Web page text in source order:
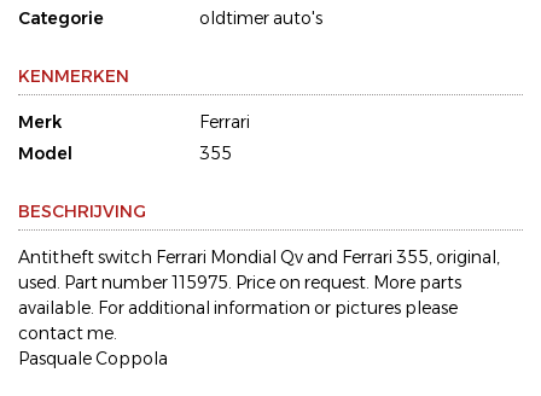
Categorie
oldtimer auto's
KENMERKEN
Merk
Ferrari
Model
355
BESCHRIJVING
Antitheft switch Ferrari Mondial Qv and Ferrari 355, original,
used. Part number 115975. Price on request. More parts
available. For additional information or pictures please
contact me.
Pasquale Coppola